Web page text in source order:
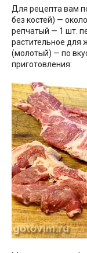
Для рецепта вам
без костей) —
репчатый — 1 шт.
растительное для
(молотый) — по
приготовления: